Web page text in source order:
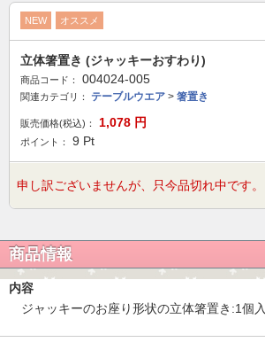
NEW オススメ
立体箸置き (ジャッキーおすわり)
商品コード： 004024-005
関連カテゴリ： テーブルウエア > 箸置き
販売価格(税込)： 1,078 円
ポイント： 9 Pt
申し訳ございませんが、只今品切れ中です。
商品情報
内容
ジャッキーのお座り形状の立体箸置き:1個入